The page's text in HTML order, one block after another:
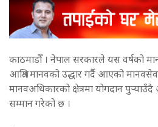
काठमाडौँ । नेपाल सरकारले यस वर्षको
आश्रित मानवको उद्धार गर्दै आएको
मानवअधिकारको क्षेत्रमा योगदान पुर्‍याउँदै
सम्मान गरेको छ ।